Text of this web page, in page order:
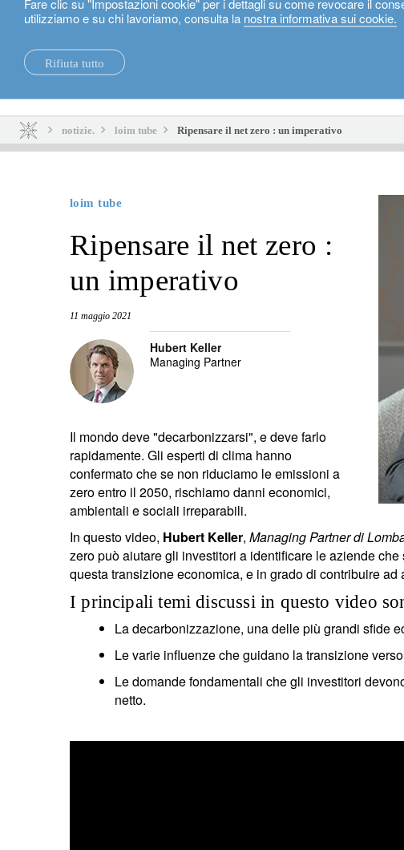
utilizziamo e su chi lavoriamo, consulta la nostra informativa sui cookie.
Rifiuta tutto
notizie. loim tube Ripensare il net zero : un imperativo
loim tube
Ripensare il net zero :
un imperativo
11 maggio 2021
Hubert Keller
Managing Partner
Il mondo deve "decarbonizzarsi", e deve farlo
rapidamente. Gli esperti di clima hanno
confermato che se non riduciamo le emissioni a
zero entro il 2050, rischiamo danni economici,
ambientali e sociali irreparabili.
In questo video, Hubert Keller, Managing Partner di
zero può aiutare gli investitori a identificare le aziende
questa transizione economica, e in grado di contribuire ad
I principali temi discussi in questo video
La decarbonizzazione, una delle più grandi sfide
Le varie influenze che guidano la transizione
Le domande fondamentali che gli investitori
netto.